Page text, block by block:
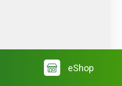
eShop